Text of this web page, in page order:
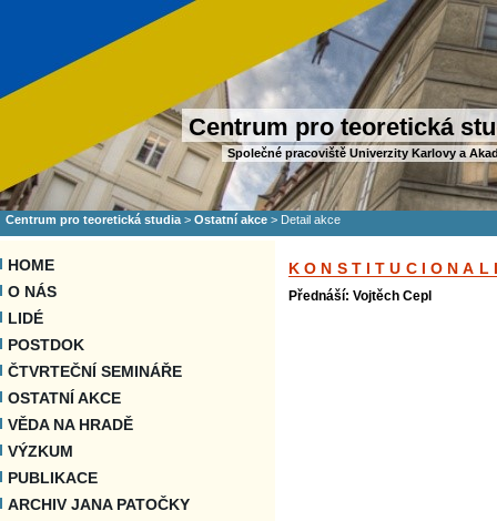
Centrum pro teoretická
Společné pracoviště Univerzity Karlovy a
Centrum pro teoretická studia > Ostatní akce > Detail akce
HOME
O NÁS
LIDÉ
POSTDOK
ČTVRTEČNÍ SEMINÁŘE
OSTATNÍ AKCE
VĚDA NA HRADĚ
VÝZKUM
PUBLIKACE
ARCHIV JANA PATOČKY
Přednáší: Vojtěch Cepl